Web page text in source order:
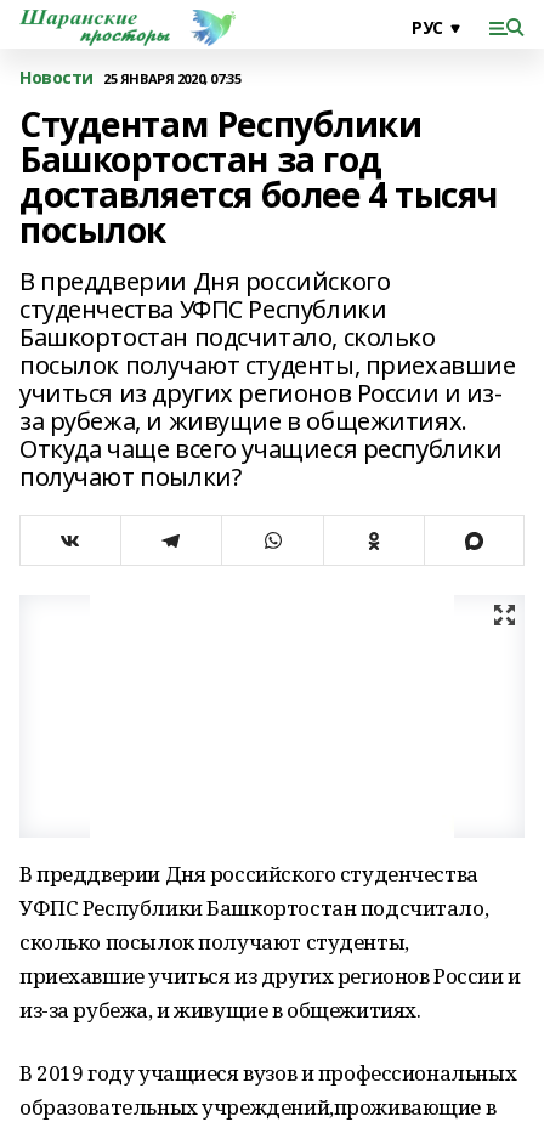
Новости 25 ЯНВАРЯ 2020, 07:35
Студентам Республики
Башкортостан за год
доставляется более 4 тысяч
посылок
В преддверии Дня российского
студенчества УФПС Республики
Башкортостан подсчитало, сколько
посылок получают студенты, приехавшие
учиться из других регионов России и из-
за рубежа, и живущие в общежитиях.
Откуда чаще всего учащиеся республики
получают поылки?
В преддверии Дня российского студенчества
УФПС Республики Башкортостан подсчитало,
сколько посылок получают студенты,
приехавшие учиться из других регионов России и
из-за рубежа, и живущие в общежитиях.
В 2019 году учащиеся вузов и профессиональных
образовательных учреждений,проживающие в